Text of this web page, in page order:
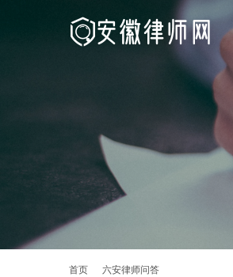
首页 六安律师问答